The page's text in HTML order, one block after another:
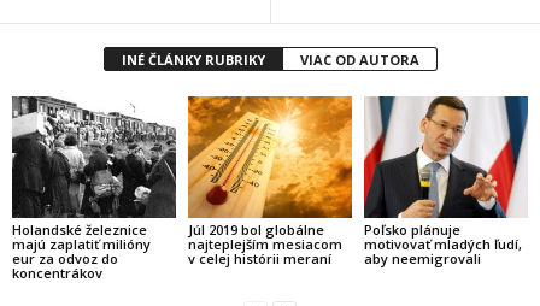
INÉ ČLÁNKY RUBRIKY VIAC OD AUTORA
Holandské železnice
majú zaplatiť milióny
eur za odvoz do
koncentrákov
Júl 2019 bol globálne
najteplejším mesiacom
v celej histórii meraní
Poľsko plánuje
motivovať mladých ľudí,
aby neemigrovali